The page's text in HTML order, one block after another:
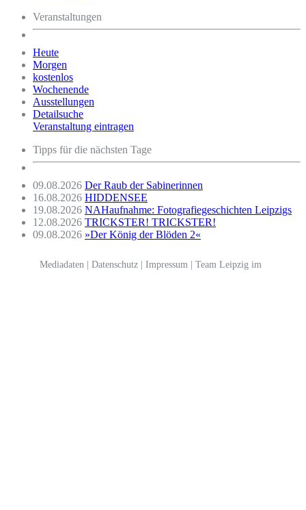
Veranstaltungen
Heute
Morgen
kostenlos
Wochenende
Ausstellungen
Detailsuche
Veranstaltung eintragen
Tipps für die nächsten Tage
09.08.2026 Der Raub der Sabinerinnen
16.08.2026 HIDDENSEE
19.08.2026 NAHaufnahme: Fotografiegeschichten Leipzigs
12.08.2026 TRICKSTER! TRICKSTER!
09.08.2026 »Der König der Blöden 2«
Mediadaten | Datenschutz | Impressum | Team Leipzig im